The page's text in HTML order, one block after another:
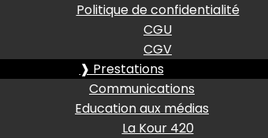
Politique de confidentialité
CGU
CGV
❱ Prestations
Communications
Education aux médias
La Kour 420